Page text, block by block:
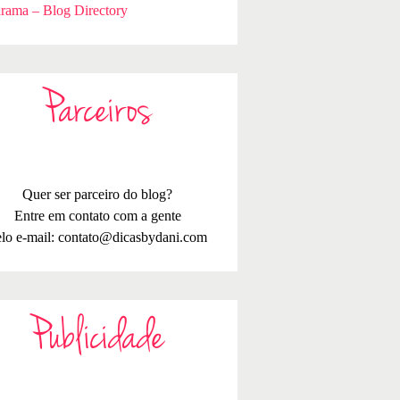
– Blog Directory
Parceiros
Quer ser parceiro do blog?
Entre em contato com a gente
e-mail: contato@dicasbydani.com
Publicidade